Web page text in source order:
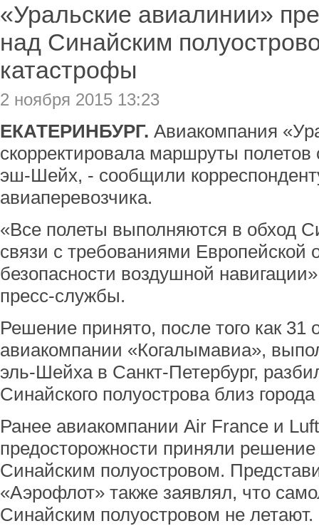
«Уральские авиалинии»
над Синайским
катастрофы
2 ноября 2015 13:23
ЕКАТЕРИНБУРГ. Авиакомпания
скорректировала маршруты
эш-Шейх, - сообщили
авиаперевозчика.
«Все полеты выполняются в обход
связи с требованиями Европейской
безопасности воздушной
пресс-службы.
Решение принято, после того как 31
авиакомпании «Когалымавиа»,
эль-Шейха в Санкт-Петербург,
Синайского полуострова близ
Ранее авиакомпании Air France и
предосторожности приняли решение
Синайским полуостровом.
«Аэрофлот» также заявлял, что
Синайским полуостровом не летают.